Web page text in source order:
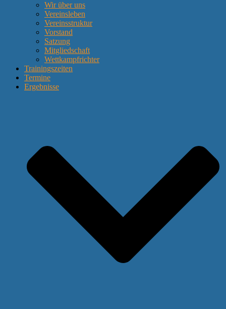
Wir über uns
Vereinsleben
Vereinsstruktur
Vorstand
Satzung
Mitgliedschaft
Wettkampfrichter
Trainingszeiten
Termine
Ergebnisse